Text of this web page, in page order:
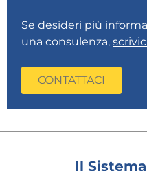
Se desideri più
una consulenza,
CONTATTACI
Il